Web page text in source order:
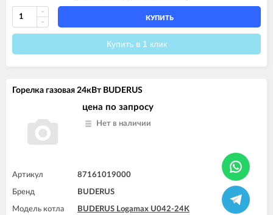
КУПИТЬ
Купить в 1 клик
Горелка газовая 24кВт BUDERUS
цена по запросу
Нет в наличии
Артикул 87161019000
Бренд BUDERUS
Модель котла
BUDERUS Logamax U042-24K